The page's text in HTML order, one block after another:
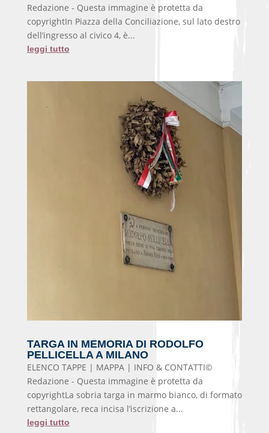
Redazione - Questa immagine è protetta da
copyrightIn Piazza della Conciliazione, sul lato destro
dell’ingresso al civico 4, è...
leggi tutto
TARGA IN MEMORIA DI RODOLFO
PELLICELLA A MILANO
ELENCO TAPPE | MAPPA | INFO & CONTATTI©
Redazione - Questa immagine è protetta da
copyrightLa sobria targa in marmo bianco, di formato
rettangolare, reca incisa l’iscrizione a...
leggi tutto